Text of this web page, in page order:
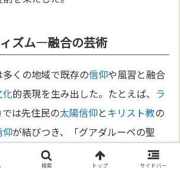
ズム—融合の芸術
多くの地域で既存の信仰や風習と融合
化的表現を生み出した。たとえば、 ラ
では先住民の太陽信仰とキリスト教の
仰が結びつき、「グアダルーペの聖
を変えた。この現
はシンクレティズ
呼ばれ、宗教 文化 と出会いなが
検索 トップ サイドバー